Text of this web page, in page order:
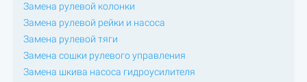
Замена рулевой колонки
Замена рулевой рейки и насоса
Замена рулевой тяги
Замена сошки рулевого управления
Замена шкива насоса гидроусилителя